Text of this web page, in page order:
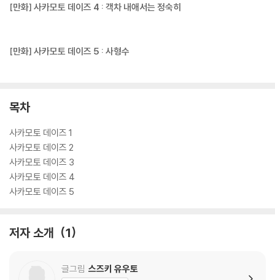
[만화] 사카모토 데이즈 4 : 객차 내애서는 정숙히
[만화] 사카모토 데이즈 5 : 사형수
목차
사카모토 데이즈 1
사카모토 데이즈 2
사카모토 데이즈 3
사카모토 데이즈 4
사카모토 데이즈 5
저자 소개 1
글그림 스즈키 유우토